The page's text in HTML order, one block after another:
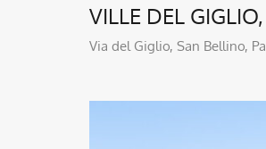
VILLE DEL
Via del Giglio, San Bellino,